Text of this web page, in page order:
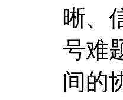
晰、
号难
间的